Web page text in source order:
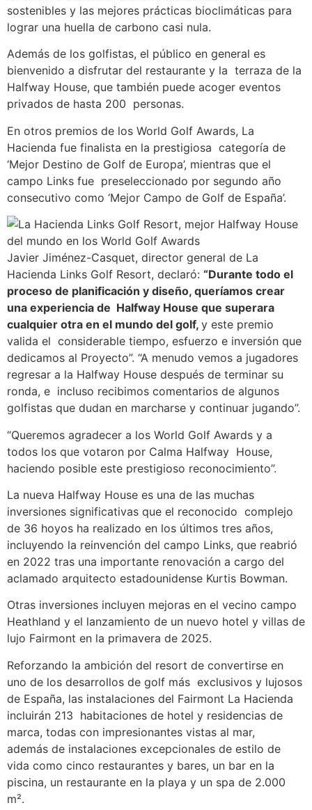
sostenibles y las mejores prácticas bioclimáticas para
lograr una huella de carbono casi nula.
Además de los golfistas, el público en general es
bienvenido a disfrutar del restaurante y la terraza de la
Halfway House, que también puede acoger eventos
privados de hasta 200 personas.
En otros premios de los World Golf Awards, La
Hacienda fue finalista en la prestigiosa categoría de
‘Mejor Destino de Golf de Europa’, mientras que el
campo Links fue preseleccionado por segundo año
consecutivo como ‘Mejor Campo de Golf de España’.
Javier Jiménez-Casquet, director general de La
Hacienda Links Golf Resort, declaró: “Durante todo el
proceso de planificación y diseño, queríamos crear
una experiencia de Halfway House que superara
cualquier otra en el mundo del golf, y este premio
valida el considerable tiempo, esfuerzo e inversión que
dedicamos al Proyecto”. “A menudo vemos a jugadores
regresar a la Halfway House después de terminar su
ronda, e incluso recibimos comentarios de algunos
golfistas que dudan en marcharse y continuar jugando”.
“Queremos agradecer a los World Golf Awards y a
todos los que votaron por Calma Halfway House,
haciendo posible este prestigioso reconocimiento”.
La nueva Halfway House es una de las muchas
inversiones significativas que el reconocido complejo
de 36 hoyos ha realizado en los últimos tres años,
incluyendo la reinvención del campo Links, que reabrió
en 2022 tras una importante renovación a cargo del
aclamado arquitecto estadounidense Kurtis Bowman.
Otras inversiones incluyen mejoras en el vecino campo
Heathland y el lanzamiento de un nuevo hotel y villas de
lujo Fairmont en la primavera de 2025.
Reforzando la ambición del resort de convertirse en
uno de los desarrollos de golf más exclusivos y lujosos
de España, las instalaciones del Fairmont La Hacienda
incluirán 213 habitaciones de hotel y residencias de
marca, todas con impresionantes vistas al mar,
además de instalaciones excepcionales de estilo de
vida como cinco restaurantes y bares, un bar en la
piscina, un restaurante en la playa y un spa de 2.000
m².